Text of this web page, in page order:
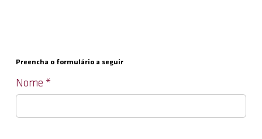
Preencha o formulário a seguir
Nome